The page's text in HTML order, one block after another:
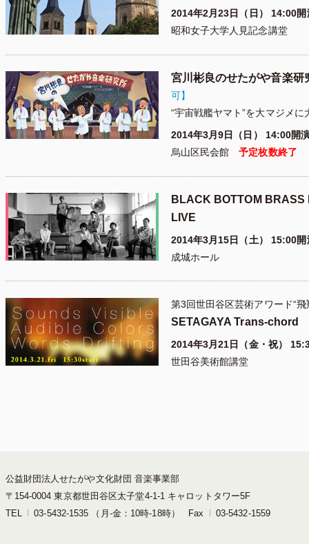
2014年2月23日（日） 14:00開
昭和女子大学人見記念講堂
宮川彬良のせたがや音楽研
可】
“宇宙戦艦ヤマト”を大マジメに
2014年3月9日（日） 14:00開
烏山区民会館予定枚数終了
BLACK BOTTOM BRASS
LIVE
2014年3月15日（土） 15:00開
成城ホール
第3回世田谷区芸術アワード“
SETAGAYA Trans-chord
2014年3月21日（金・祝）
世田谷美術館講堂
公益財団法人せたがや文化財団 音楽事業部
〒154-0004 東京都世田谷区太子堂4-1-1 キャロットタワー5F
TEL
03-5432-1535 （月-金：10時-18時） Fax 03-5432-1559